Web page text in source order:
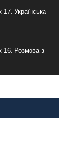
17. Українська
16. Розмова з